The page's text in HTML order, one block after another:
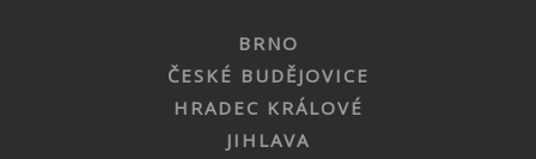
BRNO
ČESKÉ BUDĚJOVICE
HRADEC KRÁLOVÉ
JIHLAVA